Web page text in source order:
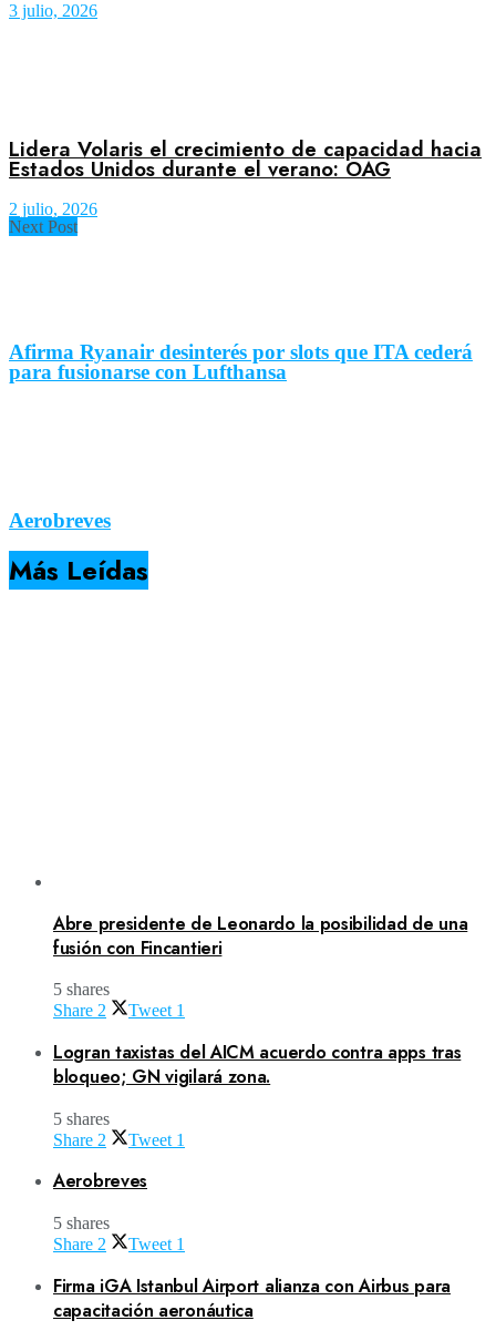
3 julio, 2026
Lidera Volaris el crecimiento de capacidad hacia
Estados Unidos durante el verano: OAG
2 julio, 2026
Next Post
Afirma Ryanair desinterés por slots que ITA cederá
para fusionarse con Lufthansa
Aerobreves
Más Leídas
Abre presidente de Leonardo la posibilidad de una
fusión con Fincantieri
5 shares
Share 2 Tweet 1
Logran taxistas del AICM acuerdo contra apps tras
bloqueo; GN vigilará zona.
5 shares
Share 2 Tweet 1
Aerobreves
5 shares
Share 2 Tweet 1
Firma iGA Istanbul Airport alianza con Airbus para
capacitación aeronáutica